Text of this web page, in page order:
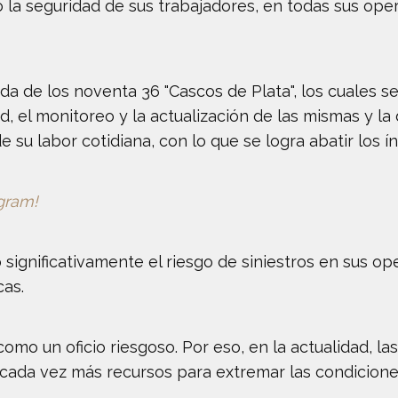
seguridad de sus trabajadores, en todas sus
de los noventa 36 "Cascos de Plata", los cuales
el monitoreo y la actualización de las mismas y
su labor cotidiana, con lo que se logra abatir los
el riesgo de siniestros en sus
un oficio riesgoso. Por eso, en la actualidad,
vez más recursos para extremar las